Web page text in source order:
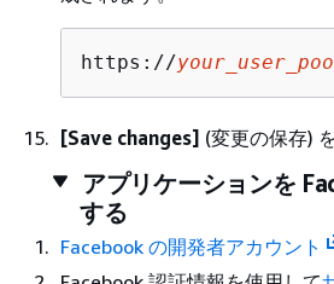
https://
[Save changes] (変更の保存)
アプリケーションを
する
Facebook の開発者アカウント